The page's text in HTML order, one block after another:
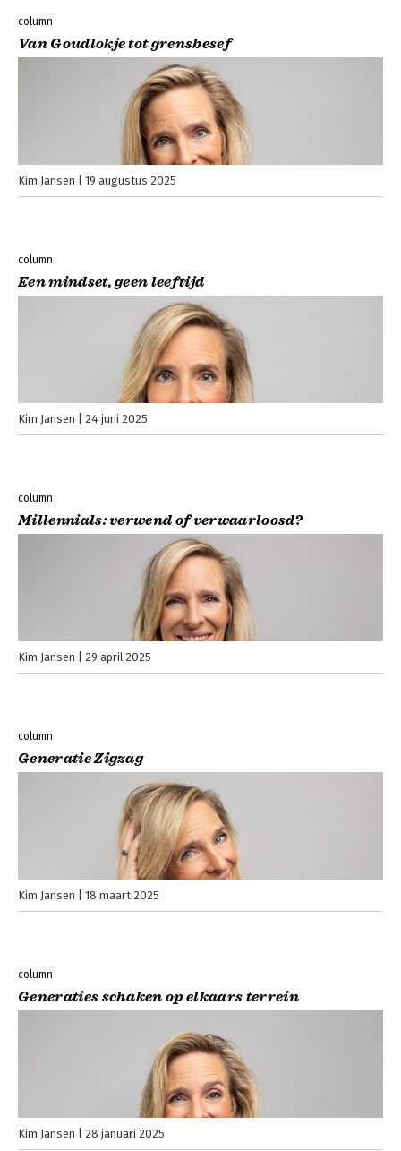
column
Van Goudlokje tot grensbesef
Kim Jansen 19 augustus 2025
column
Een mindset, geen leeftijd
Kim Jansen 24 juni 2025
column
Millennials: verwend of verwaarloosd?
Kim Jansen 29 april 2025
column
Generatie Zigzag
Kim Jansen 18 maart 2025
column
Generaties schaken op elkaars terrein
Kim Jansen 28 januari 2025